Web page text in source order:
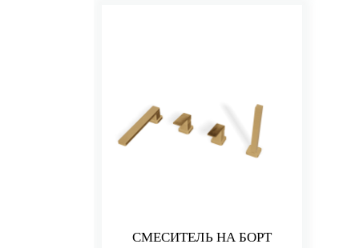
СМЕСИТЕЛЬ НА БОРТ